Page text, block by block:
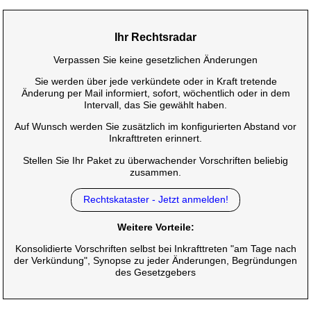
Ihr Rechtsradar
Verpassen Sie keine gesetzlichen Änderungen
Sie werden über jede verkündete oder in Kraft tretende
Änderung per Mail informiert, sofort, wöchentlich oder in dem
Intervall, das Sie gewählt haben.
Auf Wunsch werden Sie zusätzlich im konfigurierten Abstand vor
Inkrafttreten erinnert.
Stellen Sie Ihr Paket zu überwachender Vorschriften beliebig
zusammen.
Rechtskataster - Jetzt anmelden!
Weitere Vorteile:
Konsolidierte Vorschriften selbst bei Inkrafttreten "am Tage nach
der Verkündung", Synopse zu jeder Änderungen, Begründungen
des Gesetzgebers